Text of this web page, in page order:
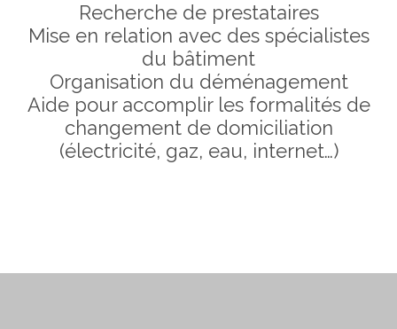
Recherche de prestataires
Mise en relation avec des spécialistes
du bâtiment
Organisation du déménagement
Aide pour accomplir les formalités de
changement de domiciliation
(électricité, gaz, eau, internet…)